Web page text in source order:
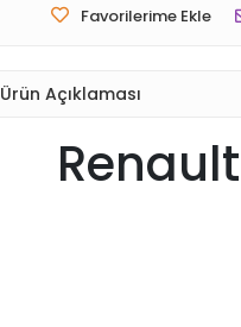
Favorilerime Ekle
Ürün Açıklaması